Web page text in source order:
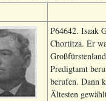
P64642. Isaak
Chortitza. Er
Predigtamt
berufen. Dann
Ältesten